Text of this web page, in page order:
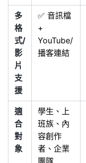
多
格
式/
影
片
支
援
✅ 音訊檔
+
YouTube/
播客連結
適
合
對
象
學生、上
班族、內
容創作
者、企業
團隊